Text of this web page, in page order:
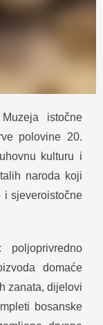
istočne
polovine 20.
kulturu i
naroda koji
i sjeveroistočne
domaće
zanata, dijelovi
bosanske